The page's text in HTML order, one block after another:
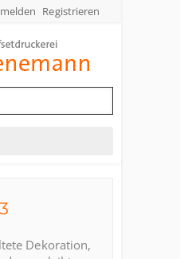
Registrieren
Dekoration,